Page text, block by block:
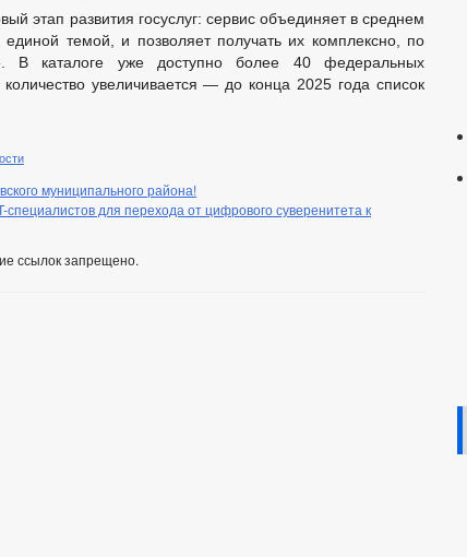
этап развития госуслуг: сервис объединяет в среднем
единой темой, и позволяет получать их комплексно, по
В каталоге уже доступно более 40 федеральных
увеличивается — до конца 2025 года список
муниципального района!
специалистов для перехода от цифрового суверенитета к
ссылок запрещено.